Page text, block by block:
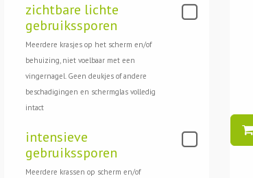
zichtbare lichte
gebruikssporen
Meerdere krasjes op het scherm en/of
behuizing, niet voelbaar met een
vingernagel. Geen deukjes of andere
beschadigingen en schermglas volledig
intact
intensieve
gebruikssporen
Meerdere krassen op scherm en/of